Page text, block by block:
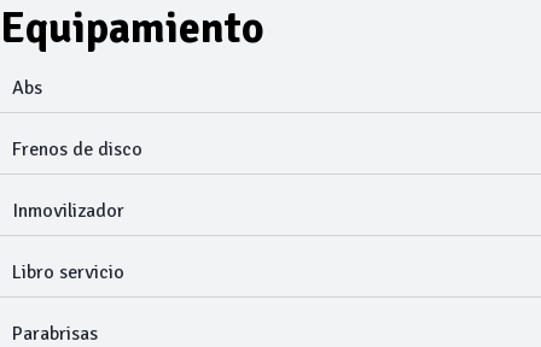
Equipamiento
Abs
Frenos de disco
Inmovilizador
Libro servicio
Parabrisas